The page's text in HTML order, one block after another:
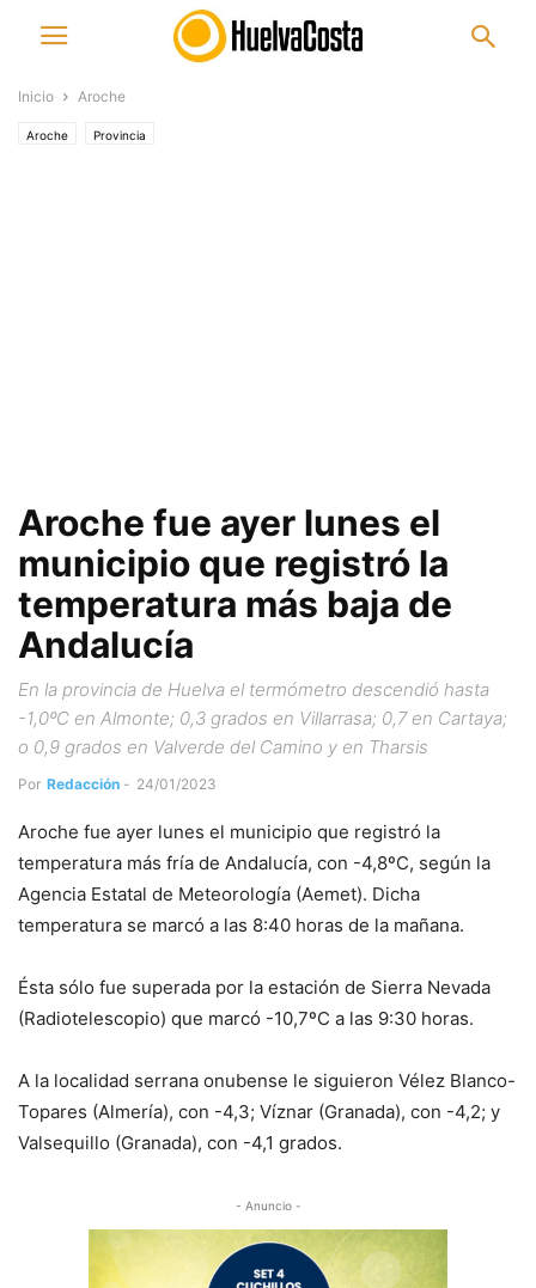
Inicio Aroche
Aroche Provincia
Aroche fue ayer lunes el
municipio que registró la
temperatura más baja de
Andalucía
En la provincia de Huelva el termómetro descendió hasta
-1,0ºC en Almonte; 0,3 grados en Villarrasa; 0,7 en Cartaya;
o 0,9 grados en Valverde del Camino y en Tharsis
Por Redacción - 24/01/2023
Aroche fue ayer lunes el municipio que registró la
temperatura más fría de Andalucía, con -4,8ºC, según la
Agencia Estatal de Meteorología (Aemet). Dicha
temperatura se marcó a las 8:40 horas de la mañana.
Ésta sólo fue superada por la estación de Sierra Nevada
(Radiotelescopio) que marcó -10,7ºC a las 9:30 horas.
A la localidad serrana onubense le siguieron Vélez Blanco-
Topares (Almería), con -4,3; Víznar (Granada), con -4,2; y
Valsequillo (Granada), con -4,1 grados.
- Anuncio -